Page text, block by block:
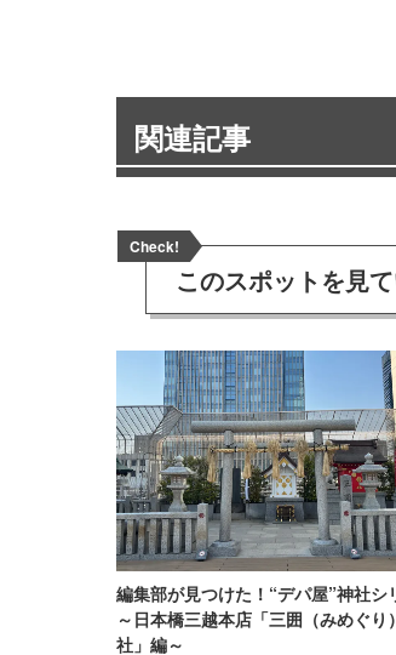
関連記事
Check!
このスポットを見
編集部が見つけた！“デパ屋”神社シ
～日本橋三越本店「三囲（みめぐり
社」編～